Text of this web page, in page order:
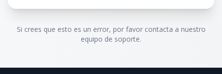
Si crees que esto es un error, por favor contacta a nuestro
equipo de soporte.